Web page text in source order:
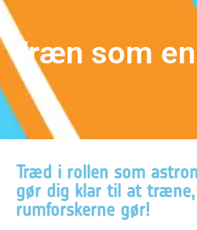
Træn som en
Træd i rollen som
gør dig klar til at træne,
rumforskerne gør!